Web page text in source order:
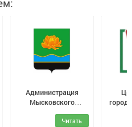
- цель: закрытие
«Подтвердить» ✔ Прямо в
на консультацию
Заключение можно
снова зайти в раздел
и выбрать заявку со
Администрация
Мысковского
городского округа
Читать